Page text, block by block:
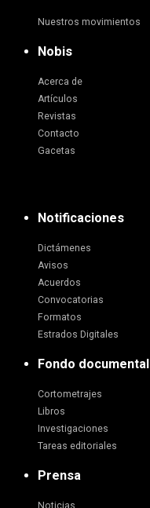
Nuestros movimientos
Nobis
Acerca de
Artículos
Revistas
Contacto
Gacetas
Notificaciones
Dictámenes
Avisos
Acuerdos
Convocatorias
Formatos
Estrados Digitales
Fondo documental
Cortometrajes
Libros
Investigaciones
Tareas editoriales
Prensa
Noticias